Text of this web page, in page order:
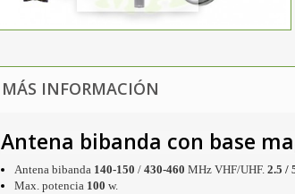
MÁS INFORMACIÓN
Antena bibanda con base
Antena bibanda 140-150 / 430-460 MHz VHF/UHF. 2.5 /
Max. potencia 100 w.